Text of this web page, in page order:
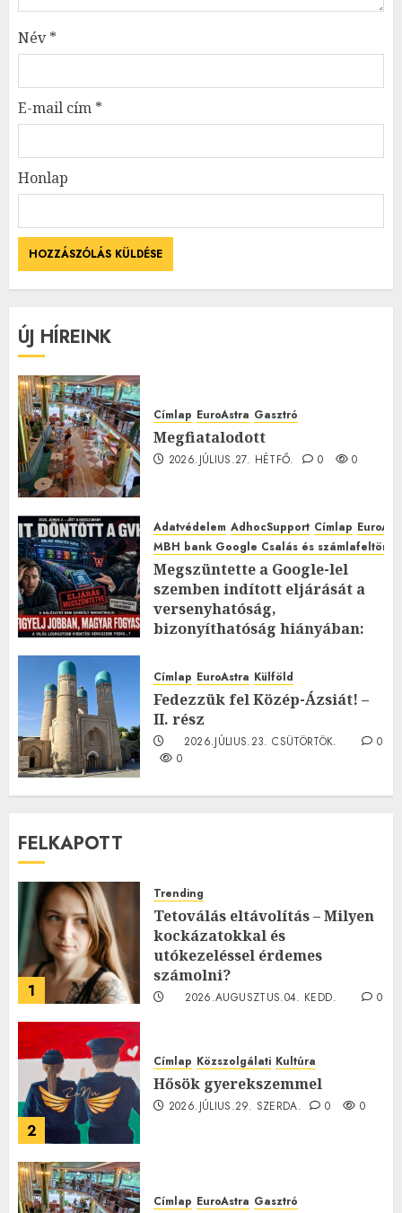
Név*
E-mail cím *
Honlap
ÚJ HÍREINK
Címlap EuroAstra Gasztró
Megfiatalodott
2026.JÚLIUS.27. HÉTFŐ. 0 0
Adatvédelem AdhocSupport Címlap
MBH bank Google Csalás és
Megszüntette a Google-lel
szemben indított eljárását a
versenyhatóság,
bizonyíthatóság hiányában:
2026.JÚLIUS.23. CSÜTÖRTÖK.
0
Címlap EuroAstra Külföld
Fedezzük fel Közép-Ázsiát! –
II. rész
2026.JÚLIUS.23. CSÜTÖRTÖK.
0
0
FELKAPOTT
1
Trending
Tetoválás eltávolítás – Milyen
kockázatokkal és
utókezeléssel érdemes
számolni?
2026.AUGUSZTUS.04. KEDD.
0
2
Címlap Közszolgálati Kultúra
Hősök gyerekszemmel
2026.JÚLIUS.29. SZERDA. 0 0
Címlap EuroAstra Gasztró